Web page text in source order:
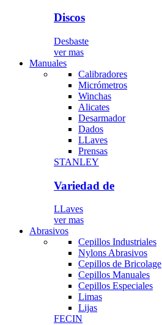
Discos
Desbaste
ver mas
Manuales
Calibradores
Micrómetros
Winchas
Alicates
Desarmador
Dados
LLaves
Prensas
STANLEY
Variedad de
LLaves
ver mas
Abrasivos
Cepillos Industriales
Nylons Abrasivos
Cepillos de Bricolage
Cepillos Manuales
Cepillos Especiales
Limas
Lijas
FECIN